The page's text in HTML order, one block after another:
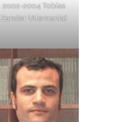
2002-2004 Tobías
Zander (Alemania)